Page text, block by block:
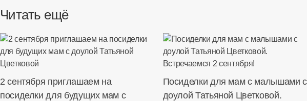
Читать ещё
2 сентября приглашаем на
посиделки для будущих мам с
Посиделки для мам с малышами с
доулой Татьяной Цветковой.